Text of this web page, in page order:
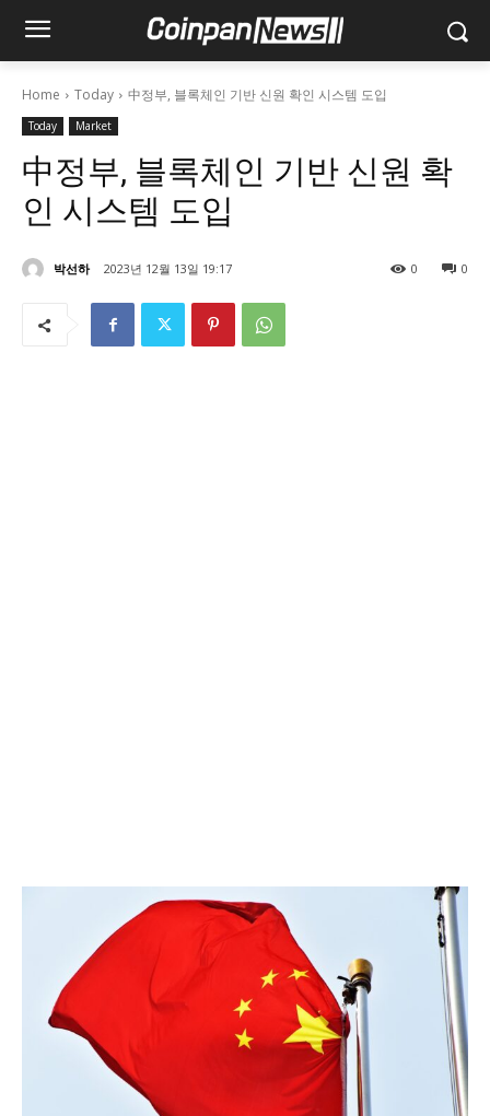
Home Today 中정부, 블록체인 기반 신원 확인 시스템 도입
Today Market
中정부, 블록체인 기반 신원 확
인 시스템 도입
박선하 2023년 12월 13일 19:17 0
0